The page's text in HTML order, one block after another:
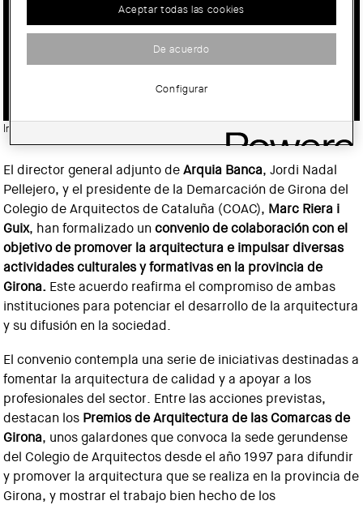
ARQUIA BANCA Y EL COAC GIRONA
FIRMAN UN CONVENIO DE
COLABORACIÓN PARA LA
PROMOCIÓN DE LA ARQUITECTURA
Imatge:
El director general adjunto deArquia Banca, Jordi Nadal
Pellejero, y el presidente de la Demarcación de Girona del
Colegio de Arquitectos de Cataluña (COAC), Marc Riera i
Guix, han formalizado unconvenio de colaboración con el
objetivo de promover la arquitectura e impulsar diversas
actividades culturales y formativas en la provincia de
Girona. Este acuerdo reafirma el compromiso de ambas
instituciones para potenciar el desarrollo de la arquitectura
y su difusión en la sociedad.
El convenio contempla una serie de iniciativas destinadas a
fomentar la arquitectura de calidad y a apoyar a los
profesionales del sector. Entre las acciones previstas,
destacan los Premios de Arquitectura de las Comarcas de
Girona, unos galardones que convoca la sede gerundense
del Colegio de Arquitectos desde el año 1997 para difundir
y promover la arquitectura que se realiza en la provincia de
Girona, y mostrar el trabajo bien hecho de los
Aceptar todas las cookies
De acuerdo
Configurar